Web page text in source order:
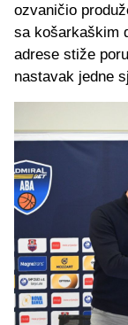
ozvaničio
sa košarkaškim
adrese stiže
nastavak jedne